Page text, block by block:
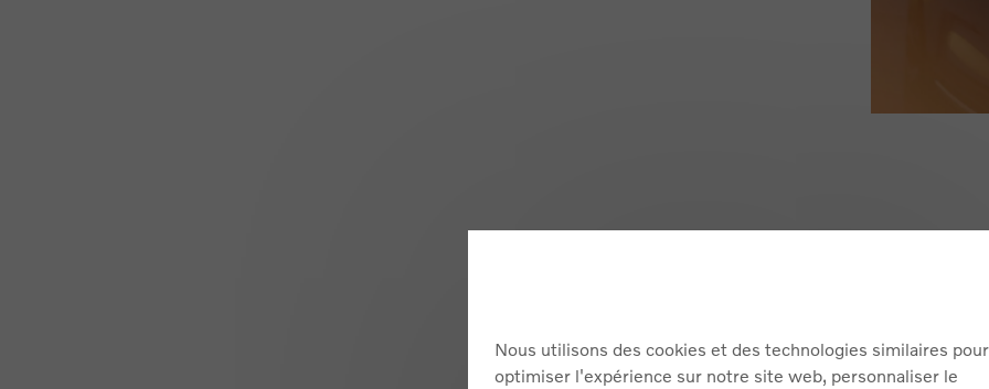
Nous utilisons des cookies et des technologies similaires pour
optimiser l'expérience sur notre site web, personnaliser le